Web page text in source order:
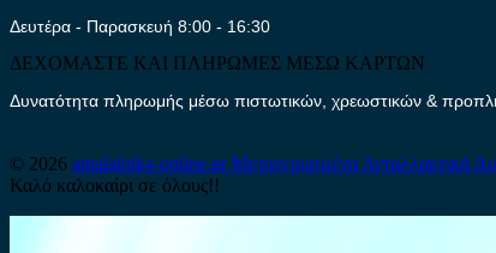
Δευτέρα - Παρασκευή 8:00 - 16:30
ΔΕΧΟΜΑΣΤΕ ΚΑΙ ΠΛΗΡΩΜΕΣ ΜΕΣΩ ΚΑΡΤΩΝ
Δυνατότητα πληρωμής μέσω πιστωτικών, χρεωστικών &
© 2026 antalaktika-online.grΜεταχειρισμένα Ανταλλακτικά
Καλό καλοκαίρι σε όλους!!